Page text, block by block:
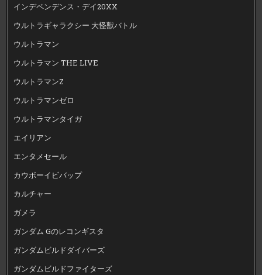
インデペンデンス・デイ20XX
ウルトラギャラクシー 大怪獣バトル
ウルトラマン
ウルトラマン THE LIVE
ウルトラマンZ
ウルトラマンゼロ
ウルトラマンタイガ
エイリアン
エンタメセール
カウボーイビバップ
カルチャー
ガメラ
ガンダム Gのレコンギスタ
ガンダムビルドダイバーズ
ガンダムビルドファイターズ